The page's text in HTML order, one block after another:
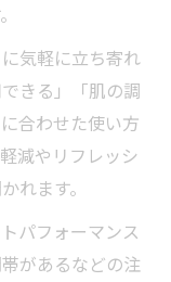
気軽に立ち寄れ
きる」「肌の調
合わせた使い方
減やリフレッシ
れます。
パフォーマンス
があるなどの注